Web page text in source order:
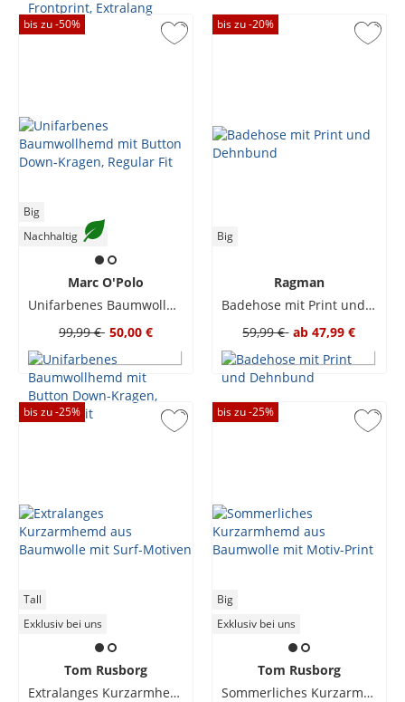
bis zu -50%
Big
Nachhaltig
Marc O'Polo
Unifarbenes Baumwollhemd mit Button Down-Kragen, Regular Fit
99,99 € 50,00 €
bis zu -20%
Big
Ragman
Badehose mit Print und Dehnbund
59,99 € ab 47,99 €
bis zu -25%
Tall
Exklusiv bei uns
Tom Rusborg
Extralanges Kurzarmhemd aus Baumwolle mit Surf-Motiven
bis zu -25%
Big
Exklusiv bei uns
Tom Rusborg
Sommerliches Kurzarmhemd aus Baumwolle mit Motiv-Print